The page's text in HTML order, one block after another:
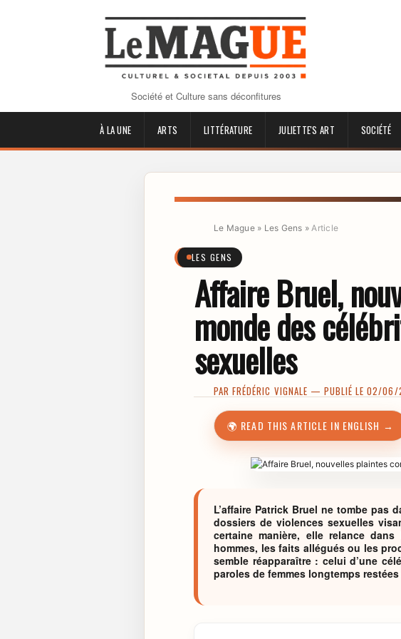
Société et Culture sans déconfitures
À LA UNE ARTS LITTÉRATURE JULIETTE'S ART SOCIÉTÉ
Le Mague» Les Gens » Article
LES GENS
Affaire Bruel,
monde des
sexuelles
PARFRÉDÉRIC VIGNALE — PUBLIÉ LE 02/06/
🌍 READ THIS ARTICLE IN ENGLISH →
L’affaire Patrick Bruel ne tombe pas
dossiers de violences sexuelles
certaine manière, elle relance
hommes, les faits allégués ou les
semble réapparaître : celui d’une
paroles de femmes longtemps